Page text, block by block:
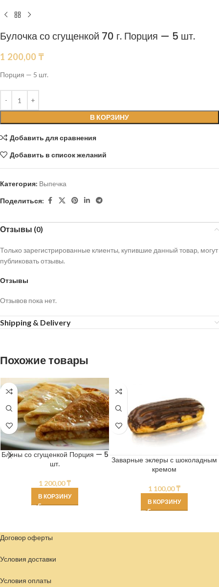
Булочка со сгущенкой 70 г. Порция — 5 шт.
1 200,00 ₸
Порция — 5 шт.
В КОРЗИНУ
Добавить для сравнения
Добавить в список желаний
Категория: Выпечка
Поделиться:
Отзывы (0)
Отзывы
Отзывов пока нет.
Только зарегистрированные клиенты, купившие данный товар, могут
публиковать отзывы.
Shipping & Delivery
Похожие товары
Блины со сгущенкой Порция — 5
шт.
1 200,00₸
В КОРЗИНУ
Заварные эклеры с шоколадным
кремом
1 100,00₸
В КОРЗИНУ
Договор оферты
Условия доставки
Условия оплаты